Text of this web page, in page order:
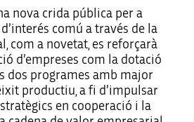
nova crida pública per a
comú a través de la
com a novetat, es reforçarà
d’empreses com la dotació
dos programes amb major
productiu, a fi d’impulsar
en cooperació i la